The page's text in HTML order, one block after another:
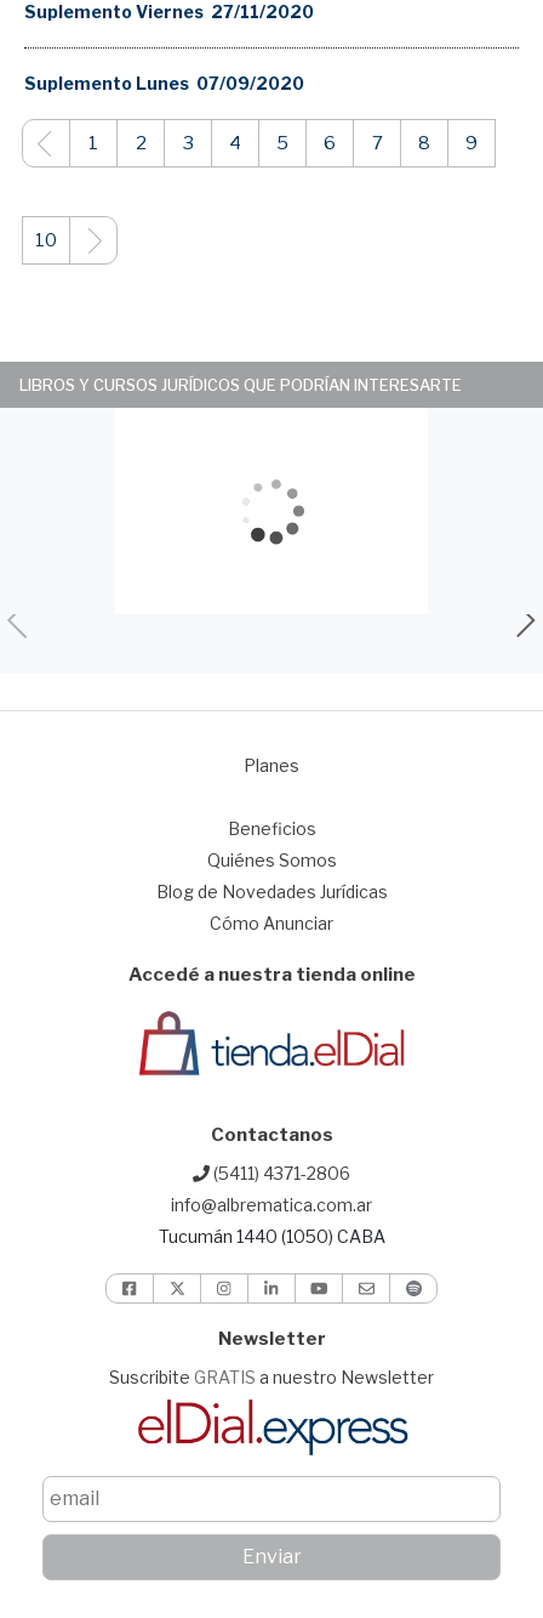
Suplemento Viernes 27/11/2020
Suplemento Lunes 07/09/2020
1 2 3 4 5 6 7 8 9
10
LIBROS Y CURSOS JURÍDICOS QUE PODRÍAN INTERESARTE
Planes
Beneficios
Quiénes Somos
Blog de Novedades Jurídicas
Cómo Anunciar
Accedé a nuestra tienda online
Contactanos
(5411) 4371-2806
info@albrematica.com.ar
Tucumán 1440 (1050) CABA
Newsletter
Suscribite GRATIS a nuestro Newsletter